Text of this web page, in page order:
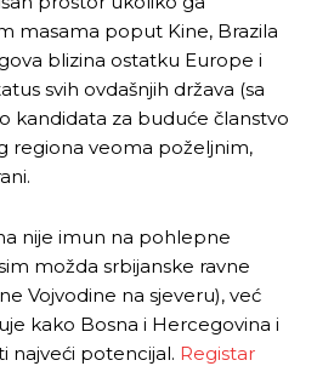
masama poput Kine, Brazila
blizina ostatku Europe i
svih ovdašnjih država (sa
kandidata za buduće članstvo
regiona veoma poželjnim,
nije imun na pohlepne
možda srbijanske ravne
Vojvodine na sjeveru), već
kako Bosna i Hercegovina i
najveći potencijal. Registar